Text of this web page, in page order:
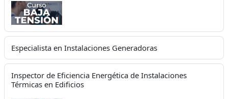
Especialista en Instalaciones Generadoras
Inspector de Eficiencia Energética de Instalaciones
Térmicas en Edificios